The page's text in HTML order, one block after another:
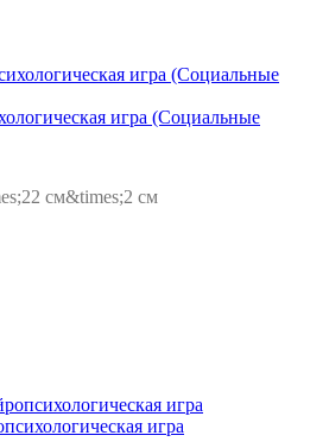
игра (Социальные
см&times;2 см
игра